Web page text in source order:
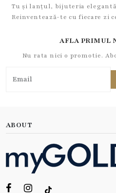
Tu și lanțul, bijuteria
Reinventează-te cu fiecare zi
AFLA PRIMUL
Nu rata nici o promotie.
ABOUT